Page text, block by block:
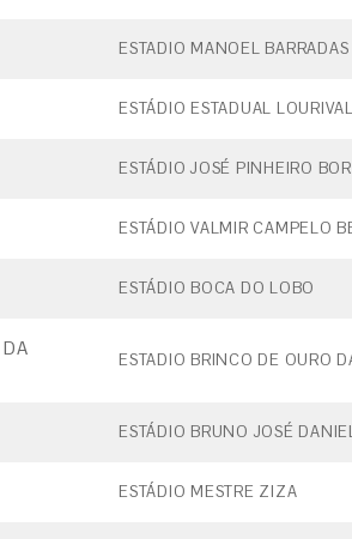
ESTADIO MANOEL BARRADAS
ESTÁDIO ESTADUAL
ESTÁDIO JOSÉ PINHEIRO
ESTÁDIO VALMIR CAMPELO
ESTÁDIO BOCA DO LOBO
ESTADIO BRINCO DE OURO
ESTÁDIO BRUNO JOSÉ
ESTÁDIO MESTRE ZIZA